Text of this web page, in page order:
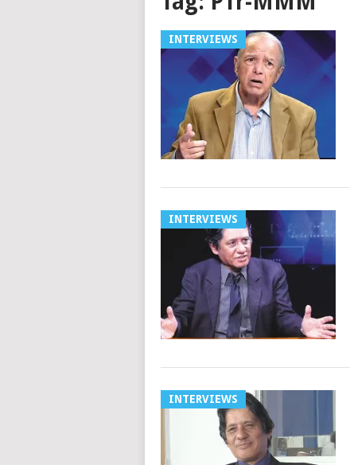
INTERVIEWS
INTERVIEWS
INTERVIEWS